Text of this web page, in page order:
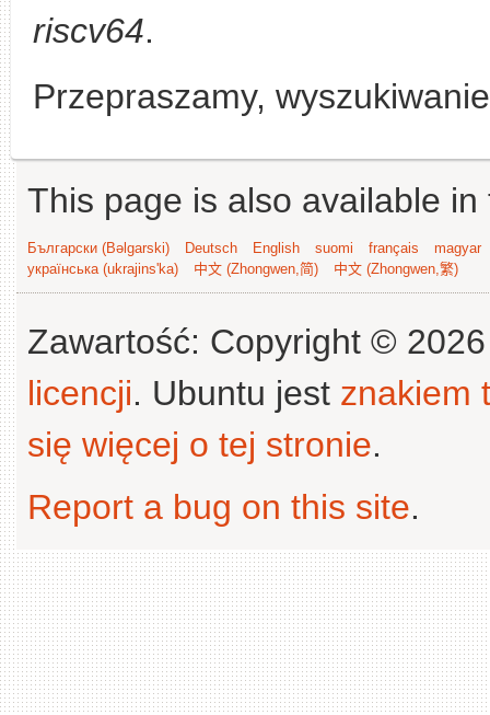
riscv64.
Przepraszamy,
This page is also available
Български (Bəlgarski) Deutsch English suomi français
magyar
українська (ukrajins'ka)
中文 (Zhongwen,简) 中文 (Zhongwen,繁)
Zawartość: Copyright ©
licencji. Ubuntu jest znakiem
się więcej o tej stronie.
Report a bug on this site.